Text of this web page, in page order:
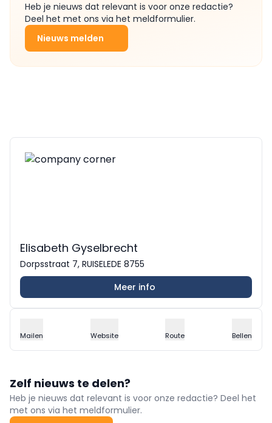
Heb je nieuws dat relevant is voor onze redactie?
Deel het met ons via het meldformulier.
Nieuws melden
Elisabeth Gyselbrecht
Dorpsstraat 7, RUISELEDE 8755
Meer info
Mailen Website Route Bellen
Zelf nieuws te delen?
Heb je nieuws dat relevant is voor onze redactie? Deel het
met ons via het meldformulier.